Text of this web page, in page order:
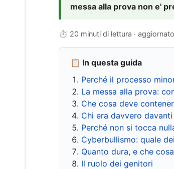
messa alla prova non e'
⏱ 20 minuti di lettura ·
📋 In questa guida
Perché il processo
La messa alla prova:
Che cosa deve
Chi era davvero
Perché non si tocca
Cyberbullismo: quale
Quanto dura, e che
Il ruolo dei genitori